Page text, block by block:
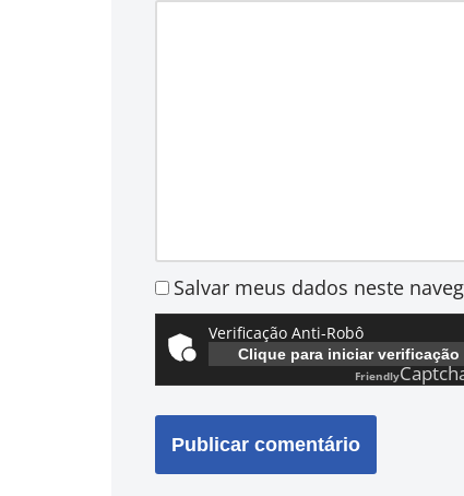
Salvar meus dados neste
Verificação Anti-Robô
Clique para iniciar verificação
Friendly